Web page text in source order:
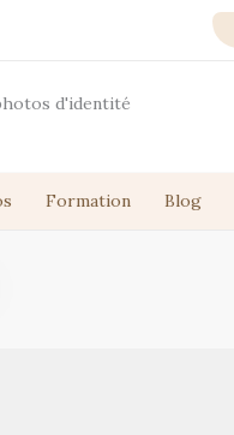
d'identité
Formation Blog